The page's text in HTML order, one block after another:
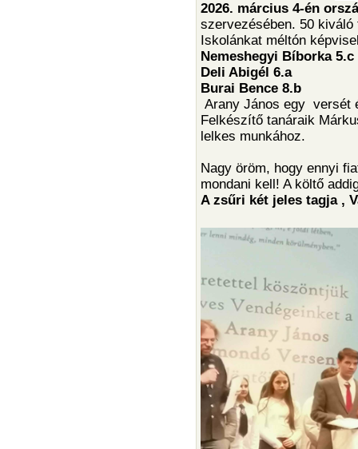
2026. március 4-én
szervezésében. 50
Iskolánkat méltón
Nemeshegyi Bíborka 5.c
Deli Abigél 6.a
Burai Bence 8.b
Arany János egy versét
Felkészítő tanáraik
lelkes munkához.
Nagy öröm, hogy ennyi
mondani kell! A költő
A zsűri két jeles tagja ,